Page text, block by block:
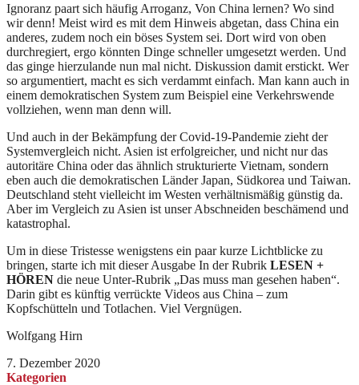
Ignoranz paart sich häufig Arroganz, Von China lernen? Wo sind
wir denn! Meist wird es mit dem Hinweis abgetan, dass China ein
anderes, zudem noch ein böses System sei. Dort wird von oben
durchregiert, ergo könnten Dinge schneller umgesetzt werden. Und
das ginge hierzulande nun mal nicht. Diskussion damit erstickt. Wer
so argumentiert, macht es sich verdammt einfach. Man kann auch in
einem demokratischen System zum Beispiel eine Verkehrswende
vollziehen, wenn man denn will.
Und auch in der Bekämpfung der Covid-19-Pandemie zieht der
Systemvergleich nicht. Asien ist erfolgreicher, und nicht nur das
autoritäre China oder das ähnlich strukturierte Vietnam, sondern
eben auch die demokratischen Länder Japan, Südkorea und Taiwan.
Deutschland steht vielleicht im Westen verhältnismäßig günstig da.
Aber im Vergleich zu Asien ist unser Abschneiden beschämend und
katastrophal.
Um in diese Tristesse wenigstens ein paar kurze Lichtblicke zu
bringen, starte ich mit dieser Ausgabe In der Rubrik LESEN +
HÖREN die neue Unter-Rubrik „Das muss man gesehen haben“.
Darin gibt es künftig verrückte Videos aus China – zum
Kopfschütteln und Totlachen. Viel Vergnügen.
Wolfgang Hirn
7. Dezember 2020
Kategorien